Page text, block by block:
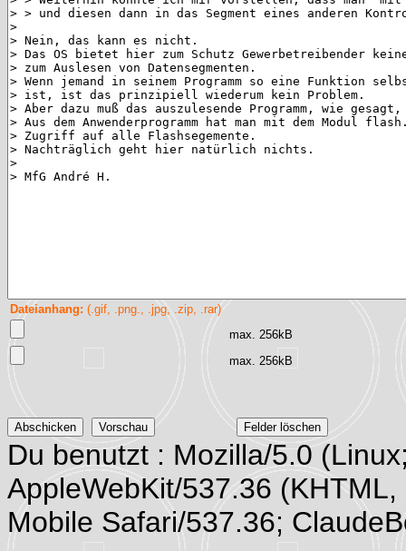
Dateianhang: (.gif, .png., .jpg, .zip, .rar)
max. 256kB
max. 256kB
Du benutzt : Mozilla/5.0
AppleWebKit/537.36
Mobile Safari/537.36;